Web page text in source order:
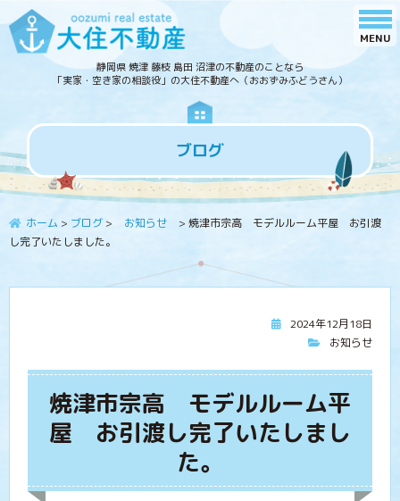
静岡県 焼津 藤枝 島田 沼津の不動産のことなら
「実家・空き家の相談役」の大住不動産へ（おおずみふどうさん）
ブログ
ホーム > ブログ > お知らせ > 焼津市宗高 モデルルーム平屋 お引渡
し完了いたしました。
2024年12月18日
お知らせ
焼津市宗高 モデルルーム平
屋 お引渡し完了いたしまし
た。